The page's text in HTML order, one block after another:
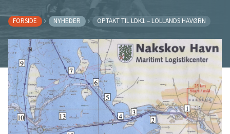
FORSIDE NYHEDER OPTAKT TIL LDK1 – LOLLANDS HAVØRN